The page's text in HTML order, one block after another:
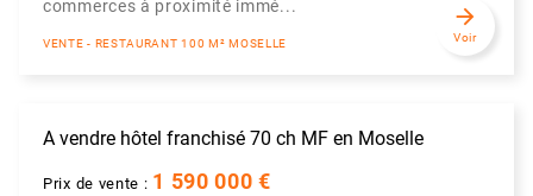
commerces à proximité immé...
VENTE - RESTAURANT 100 M² MOSELLE
arrow_forward
Voir
A vendre hôtel franchisé 70 ch MF en Moselle
Prix de vente : 1 590 000 €